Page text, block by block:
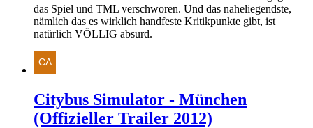
das Spiel und TML verschworen. Und das naheliegendste,
nämlich das es wirklich handfeste Kritikpunkte gibt, ist
natürlich VÖLLIG absurd.
Citybus Simulator - München
(Offizieller Trailer 2012)